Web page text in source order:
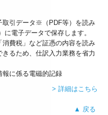
取引データ※（PDF等）を読み
電子データで保存します。
費税」など証憑の内容を読み
るため、仕訳入力業務を省力
に係る電磁的記録
> 詳細はこちら
▲ 戻る